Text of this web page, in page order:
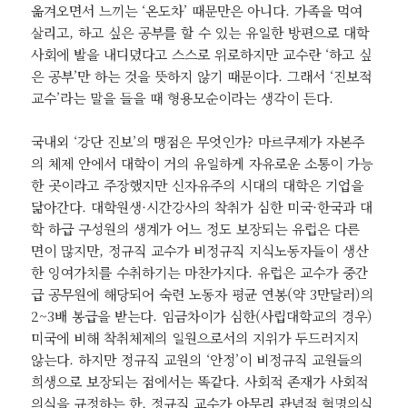
옮겨오면서 느끼는 ‘온도차’ 때문만은 아니다. 가족을 먹여
살리고, 하고 싶은 공부를 할 수 있는 유일한 방편으로 대학
사회에 발을 내디뎠다고 스스로 위로하지만 교수란 ‘하고 싶
은 공부’만 하는 것을 뜻하지 않기 때문이다. 그래서 ‘진보적
교수’라는 말을 들을 때 형용모순이라는 생각이 든다.
국내외 ‘강단 진보’의 맹점은 무엇인가? 마르쿠제가 자본주
의 체제 안에서 대학이 거의 유일하게 자유로운 소통이 가능
한 곳이라고 주장했지만 신자유주의 시대의 대학은 기업을
닮아간다. 대학원생·시간강사의 착취가 심한 미국·한국과 대
학 하급 구성원의 생계가 어느 정도 보장되는 유럽은 다른
면이 많지만, 정규직 교수가 비정규직 지식노동자들이 생산
한 잉여가치를 수취하기는 마찬가지다. 유럽은 교수가 중간
급 공무원에 해당되어 숙련 노동자 평균 연봉(약 3만달러)의
2~3배 봉급을 받는다. 임금차이가 심한(사립대학교의 경우)
미국에 비해 착취체제의 일원으로서의 지위가 두드러지지
않는다. 하지만 정규직 교원의 ‘안정’이 비정규직 교원들의
희생으로 보장되는 점에서는 똑같다. 사회적 존재가 사회적
의식을 규정하는 한, 정규직 교수가 아무리 관념적 혁명의식